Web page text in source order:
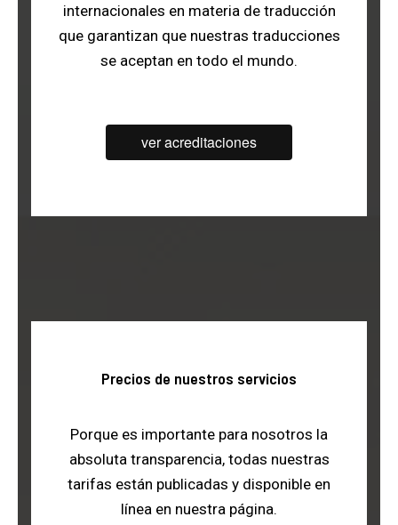
internacionales en materia de traducción
que garantizan que nuestras traducciones
se aceptan en todo el mundo.
ver acreditaciones
Precios de nuestros servicios
Porque es importante para nosotros la
absoluta transparencia, todas nuestras
tarifas están publicadas y disponible en
línea en nuestra página.